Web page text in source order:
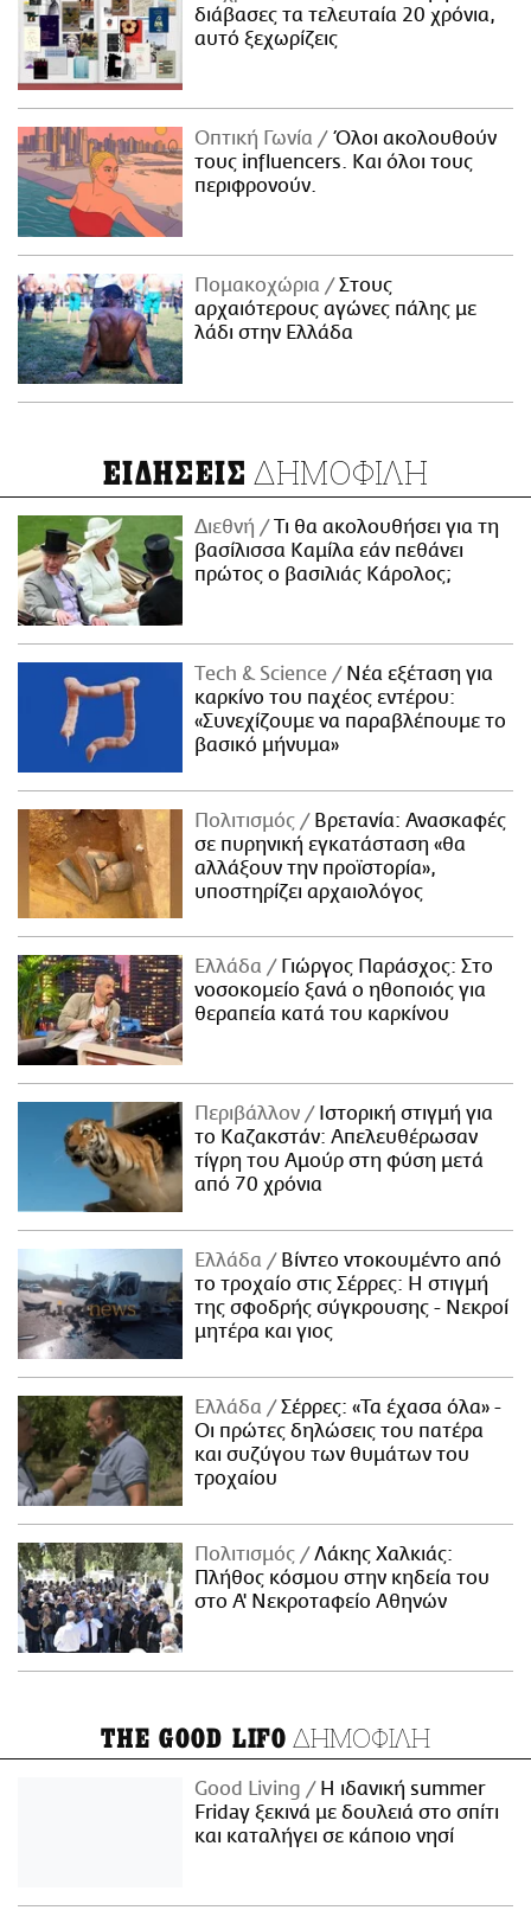
διάβασες τα τελευταία 20 χρόνια,
αυτό ξεχωρίζεις
Οπτική Γωνία
Όλοι ακολουθούν
τους influencers. Και όλοι τους
περιφρονούν.
Πομακοχώρια
Στους
αρχαιότερους αγώνες πάλης με
λάδι στην Ελλάδα
ΕΙΔΗΣΕΙΣ ΔΗΜΟΦΙΛΗ
Διεθνή
Τι θα ακολουθήσει για τη
βασίλισσα Καμίλα εάν πεθάνει
πρώτος ο βασιλιάς Κάρολος;
Τech & Science
Νέα εξέταση για
καρκίνο του παχέος εντέρου:
«Συνεχίζουμε να παραβλέπουμε το
βασικό μήνυμα»
Πολιτισμός
Βρετανία: Ανασκαφές
σε πυρηνική εγκατάσταση «θα
αλλάξουν την προϊστορία»,
υποστηρίζει αρχαιολόγος
Ελλάδα
Γιώργος Παράσχος: Στο
νοσοκομείο ξανά ο ηθοποιός για
θεραπεία κατά του καρκίνου
Περιβάλλον
Ιστορική στιγμή για
το Καζακστάν: Απελευθέρωσαν
τίγρη του Αμούρ στη φύση μετά
από 70 χρόνια
Ελλάδα
Βίντεο ντοκουμέντο από
το τροχαίο στις Σέρρες: Η στιγμή
της σφοδρής σύγκρουσης - Νεκροί
μητέρα και γιος
Ελλάδα
Σέρρες: «Τα έχασα όλα» -
Οι πρώτες δηλώσεις του πατέρα
και συζύγου των θυμάτων του
τροχαίου
Πολιτισμός
Λάκης Χαλκιάς:
Πλήθος κόσμου στην κηδεία του
στο Α' Νεκροταφείο Αθηνών
THE GOOD LIFO ΔΗΜΟΦΙΛΗ
Good Living
Η ιδανική summer
Friday ξεκινά με δουλειά στο σπίτι
και καταλήγει σε κάποιο νησί